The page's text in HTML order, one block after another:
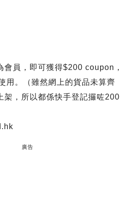
會員，即可獲得$200 coupon，
用。（雖然網上的貨品未算齊
架，所以都係快手登記攞咗200
廣告